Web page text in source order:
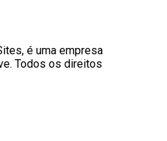
é uma empresa
Todos os direitos